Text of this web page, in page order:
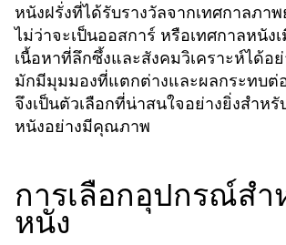
หนังฝรั่งที่ได้รับรางวัลจากเทศกาลภา
ไม่ว่าจะเป็นออสการ์ หรือเทศกาลหนัง
เนื้อหาที่ลึกซึ้งและสังคมวิเคราะห์ได้อ
มักมีมุมมองที่แตกต่างและผลกระทบต่
จึงเป็นตัวเลือกที่น่าสนใจอย่างยิ่งสำห
หนังอย่างมีคุณภาพ
การเลือกอุปกรณ์สำ
หนัง